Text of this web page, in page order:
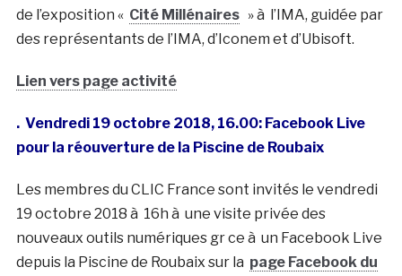
de l’exposition « Cité Millénaires» à l’IMA, guidée par
des représentants de l’IMA, d’Iconem et d’Ubisoft.
Lien vers page activité
. Vendredi 19 octobre 2018, 16.00: Facebook Live
pour la réouverture de la Piscine de Roubaix
Les membres du CLIC France sont invités le vendredi
19 octobre 2018 à 16h à une visite privée des
nouveaux outils numériques gr ce à un Facebook Live
depuis la Piscine de Roubaix sur la page Facebook du